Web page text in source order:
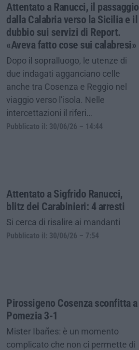
Attentato a Ranucci, il passaggio
dalla Calabria verso la Sicilia e il
dubbio sui servizi di Report.
«Aveva fatto cose sui calabresi»
Dopo il sopralluogo, le utenze di
due indagati agganciano celle
anche tra Cosenza e Reggio nel
viaggio verso l’isola. Nelle
intercettazioni il riferi…
Pubblicato il: 30/06/26 – 14:44
Attentato a Sigfrido Ranucci,
blitz dei Carabinieri: 4 arresti
Si cerca di risalire ai mandanti
Pubblicato il: 30/06/26 – 7:54
Pirossigeno Cosenza sconfitta a
Pomezia 3-1
Mister Ibañes: è un momento
complicato che non ci permette di